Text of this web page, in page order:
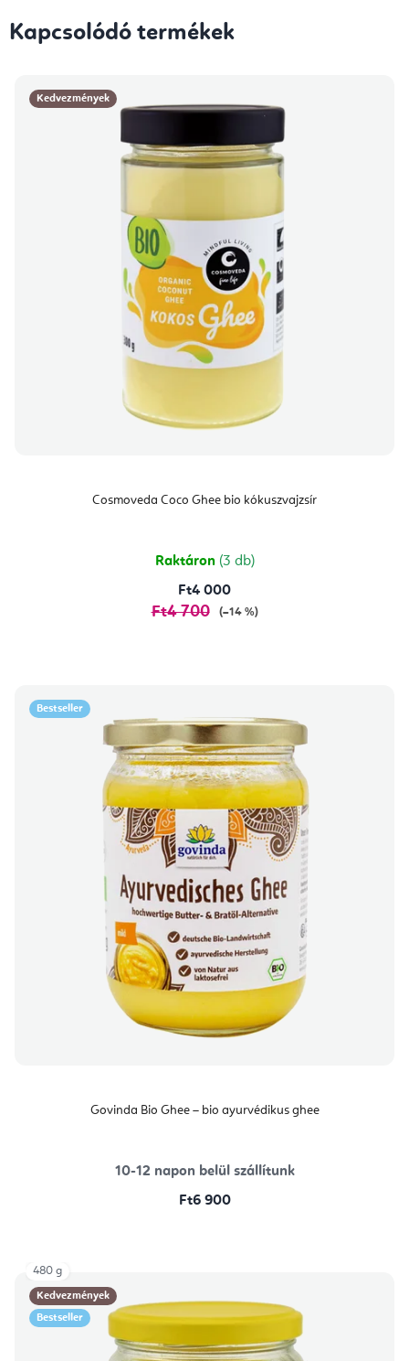
Kapcsolódó termékek
Kedvezmények
Cosmoveda Coco Ghee bio kókuszvajzsír
Raktáron (3 db)
Ft4 000
Ft4 700 (–14 %)
Bestseller
Govinda Bio Ghee – bio ayurvédikus ghee
10-12 napon belül szállítunk
Ft6 900
Kedvezmények
Bestseller
480 g